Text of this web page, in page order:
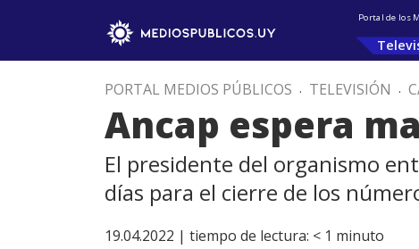
Portal de los
PORTAL MEDIOS PÚBLICOS . TELEVISIÓN .
Ancap espera
El presidente del organismo
días para el cierre de los
19.04.2022 | tiempo de lectura: < 1 minuto